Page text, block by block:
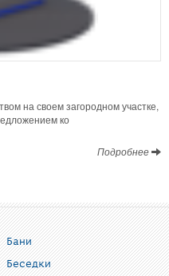
на своем загородном участке,
ко
Подробнее
Бани
Беседки